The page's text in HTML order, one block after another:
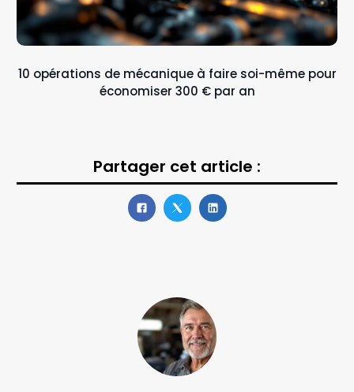
10 opérations de mécanique à faire soi-même pour
économiser 300 € par an
Partager cet article :